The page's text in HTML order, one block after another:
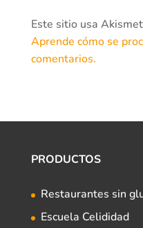
Este sitio usa
Aprende cómo se
comentarios.
PRODUCTOS
Restaurantes sin
Escuela Celididad